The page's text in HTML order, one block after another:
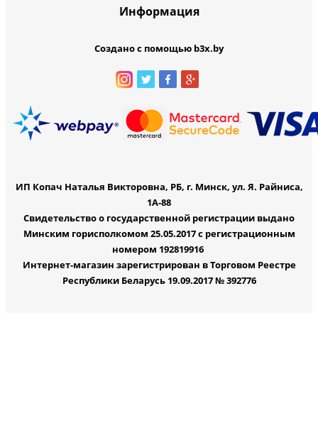
Информация
Создано с помощью b3x.by
ИП Копач Наталья Викторовна, РБ, г. Минск, ул. Я. Райниса,
1А-88
Свидетельство о государственной регистрации выдано
Минским горисполкомом 25.05.2017 с регистрационным
номером 192819916
Интернет-магазин зарегистрирован в Торговом Реестре
Республики Беларусь 19.09.2017 № 392776